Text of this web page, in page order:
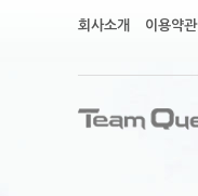
회사소개 이용약관